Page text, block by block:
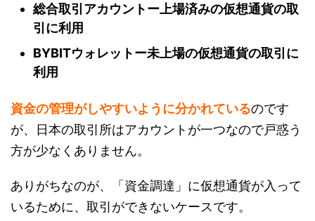
総合取引アカウントー上場済みの仮想通貨の取
引に利用
BYBITウォレットー未上場の仮想通貨の取引に
利用
資金の管理がしやすいように分かれているのです
が、日本の取引所はアカウントが一つなので戸惑う
方が少なくありません。
ありがちなのが、「資金調達」に仮想通貨が入って
いるために、取引ができないケースです。